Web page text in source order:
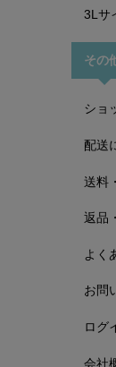
3Lサ
その
ショ
配送
送料
返品
よく
お問
ログ
会社